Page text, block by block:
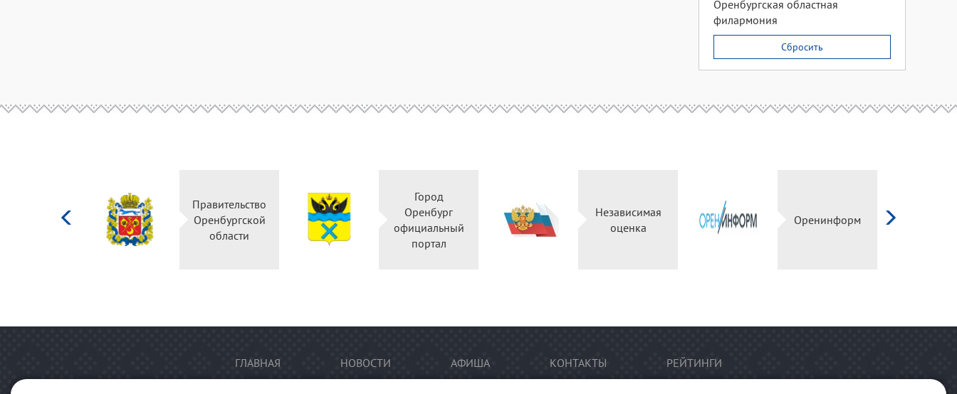
Оренбургская областная
филармония
Сбросить
Правительство
Оренбургской
области
Город
Оренбург
официальный
портал
Независимая
оценка
Оренинформ
ГЛАВНАЯ НОВОСТИ АФИША КОНТАКТЫ РЕЙТИНГИ